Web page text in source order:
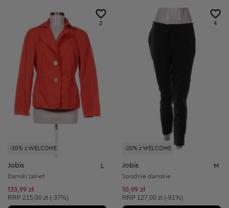
-20% z WELCOME
2
Jobis L
Damski żakiet
133,99 zł
Cena sugerowana:
RRP 215,00 zł (-37%)
-20% z WELCOME
4
Jobis M
Spodnie damskie
10,99 zł
Cena sugerowana:
RRP 127,00 zł (-91%)